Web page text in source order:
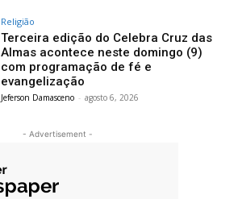
Religião
Terceira edição do Celebra Cruz das
Almas acontece neste domingo (9)
com programação de fé e
evangelização
Jeferson Damasceno - agosto 6, 2026
- Advertisement -